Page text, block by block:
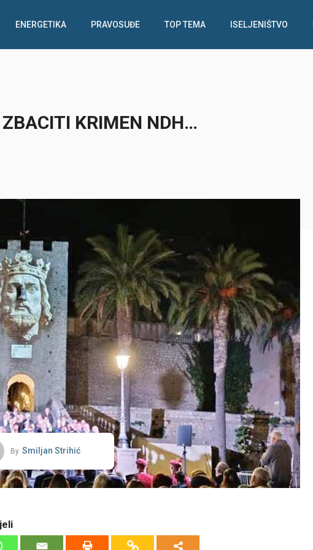
ENERGETIKA PRAVOSUĐE TOP TEMA ISELJENIŠTVO
KRIMEN NDH…
By Smiljan Strihić